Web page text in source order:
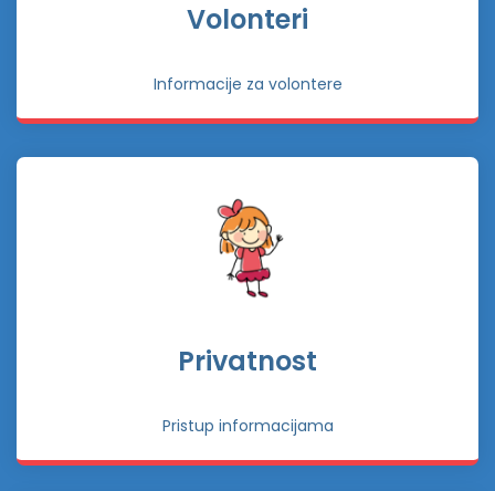
Volonteri
Informacije za volontere
Privatnost
Pristup informacijama